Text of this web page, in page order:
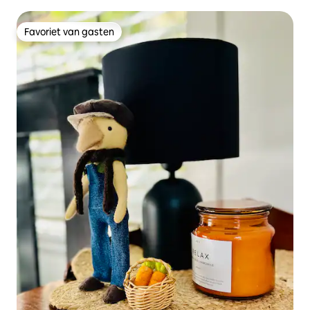
Favoriet van gasten
Favoriet van gasten